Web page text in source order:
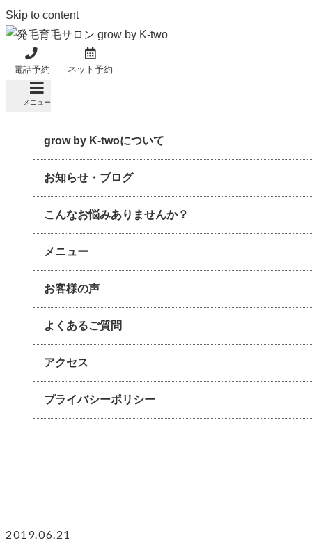
Skip to content
電話予約 ネット予約
メニュー
grow by K-twoについて
お知らせ・ブログ
こんなお悩みありませんか？
メニュー
お客様の声
よくあるご質問
アクセス
プライバシーポリシー
2019.06.21